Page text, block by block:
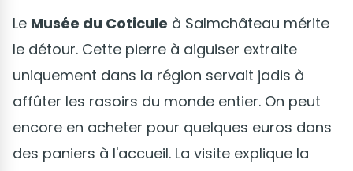
Le Musée du Coticule à Salmchâteau mérite
le détour. Cette pierre à aiguiser extraite
uniquement dans la région servait jadis à
affûter les rasoirs du monde entier. On peut
encore en acheter pour quelques euros dans
des paniers à l'accueil. La visite explique la